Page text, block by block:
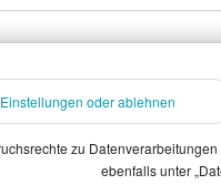
Bauingenieurwesen
Daten. Dein
Branche, Selbstständigkeit
Einstellungen oder ablehnen
zu
ebenfalls unter